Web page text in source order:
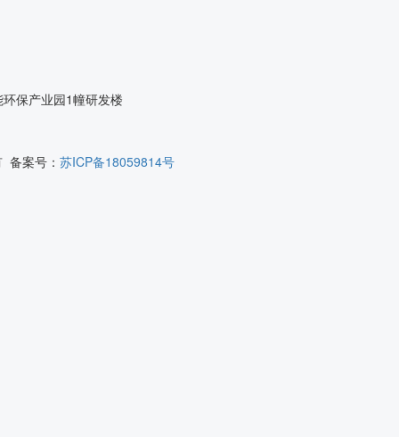
保产业园1幢研发楼
备案号： 苏ICP备18059814号